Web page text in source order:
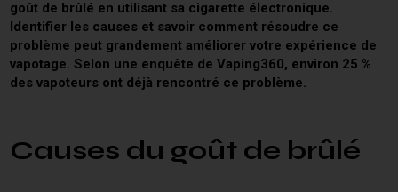
goût de brûlé en utilisant sa cigarette électronique.
Identifier les causes et savoir comment résoudre ce
problème peut grandement améliorer votre expérience de
vapotage. Selon une enquête de Vaping360, environ 25 %
des vapoteurs ont déjà rencontré ce problème.
Causes du goût de brûlé